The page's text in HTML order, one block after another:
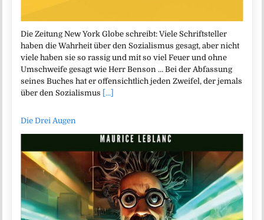
Die Zeitung New York Globe schreibt: Viele Schriftsteller
haben die Wahrheit über den Sozialismus gesagt, aber nicht
viele haben sie so rassig und mit so viel Feuer und ohne
Umschweife gesagt wie Herr Benson … Bei der Abfassung
seines Buches hat er offensichtlich jeden Zweifel, der jemals
über den Sozialismus [...]
Die Drei Augen